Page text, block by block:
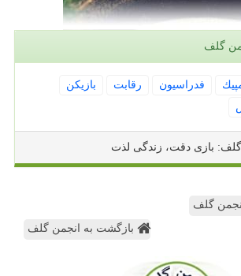
گلف
فدراسیون رقابت
بازیكن
گلف: بازی دقت، زندگی لذت
گلف
بازگشت به انجمن گلف